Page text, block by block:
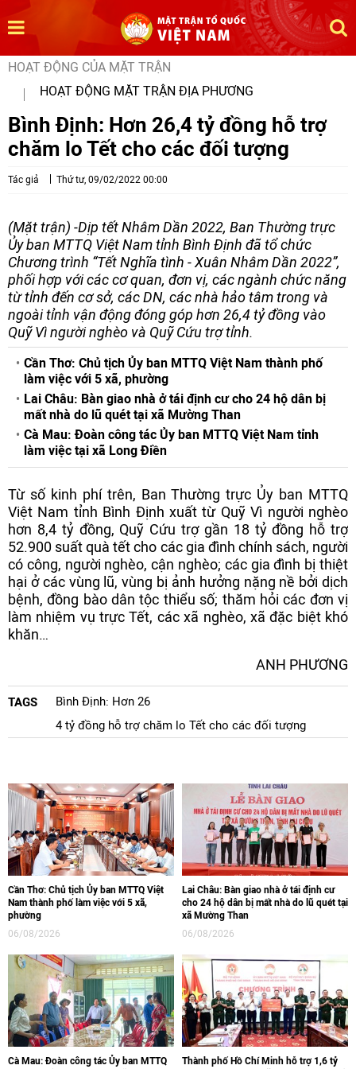
HOẠT ĐỘNG CỦA MẶT TRẬN
HOẠT ĐỘNG MẶT TRẬN ĐỊA PHƯƠNG
Bình Định: Hơn 26,4 tỷ đồng hỗ trợ
chăm lo Tết cho các đối tượng
Tác giả Thứ tư, 09/02/2022 00:00
(Mặt trận) -Dịp tết Nhâm Dần 2022, Ban Thường trực
Ủy ban MTTQ Việt Nam tỉnh Bình Định đã tổ chức
Chương trình “Tết Nghĩa tình - Xuân Nhâm Dần 2022”,
phối hợp với các cơ quan, đơn vị, các ngành chức năng
từ tỉnh đến cơ sở, các DN, các nhà hảo tâm trong và
ngoài tỉnh vận động đóng góp hơn 26,4 tỷ đồng vào
Quỹ Vì người nghèo và Quỹ Cứu trợ tỉnh.
Cần Thơ: Chủ tịch Ủy ban MTTQ Việt Nam thành phố
làm việc với 5 xã, phường
Lai Châu: Bàn giao nhà ở tái định cư cho 24 hộ dân bị
mất nhà do lũ quét tại xã Mường Than
Cà Mau: Đoàn công tác Ủy ban MTTQ Việt Nam tỉnh
làm việc tại xã Long Điền
Từ số kinh phí trên, Ban Thường trực Ủy ban MTTQ
Việt Nam tỉnh Bình Định xuất từ Quỹ Vì người nghèo
hơn 8,4 tỷ đồng, Quỹ Cứu trợ gần 18 tỷ đồng hỗ trợ
52.900 suất quà tết cho các gia đình chính sách, người
có công, người nghèo, cận nghèo; các gia đình bị thiệt
hại ở các vùng lũ, vùng bị ảnh hưởng nặng nề bởi dịch
bệnh, đồng bào dân tộc thiểu số; thăm hỏi các đơn vị
làm nhiệm vụ trực Tết, các xã nghèo, xã đặc biệt khó
khăn…
ANH PHƯƠNG
TAGS
Bình Định: Hơn 26
4 tỷ đồng hỗ trợ chăm lo Tết cho các đối tượng
Cần Thơ: Chủ tịch Ủy ban MTTQ Việt
Nam thành phố làm việc với 5 xã,
phường
06/08/2026
Lai Châu: Bàn giao nhà ở tái định cư
cho 24 hộ dân bị mất nhà do lũ quét tại
xã Mường Than
06/08/2026
Cà Mau: Đoàn công tác Ủy ban MTTQ
Thành phố Hồ Chí Minh hỗ trợ 1,6 tỷ